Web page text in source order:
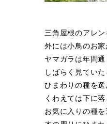
三角屋根のアレ
外には小鳥のお
ヤマガラは年間
しばらく見ていた
ひまわりの種を
くわえては下に
お気に入りの種